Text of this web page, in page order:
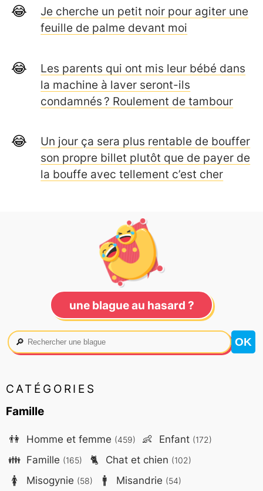
Je cherche un petit noir pour agiter une
feuille de palme devant moi
Les parents qui ont mis leur bébé dans
la machine à laver seront-ils
condamnés ? Roulement de tambour
Un jour ça sera plus rentable de bouffer
son propre billet plutôt que de payer de
la bouffe avec tellement c’est cher
une blague au hasard ?
🔎
CATÉGORIES
Famille
👫 Homme et femme (459) 👶 Enfant (172)
👪 Famille (165) 🐈 Chat et chien (102)
🚺 Misogynie (58) 🚹 Misandrie (54)